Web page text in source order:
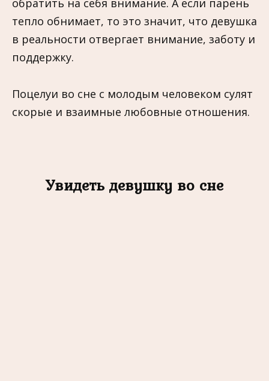
обратить на себя внимание. А если парень
тепло обнимает, то это значит, что девушка
в реальности отвергает внимание, заботу и
поддержку.
Поцелуи во сне с молодым человеком сулят
скорые и взаимные любовные отношения.
Увидеть девушку во сне